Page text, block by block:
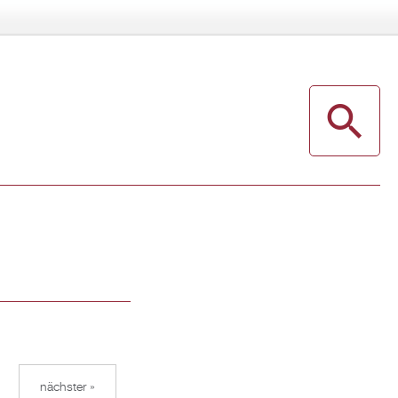
nächster »